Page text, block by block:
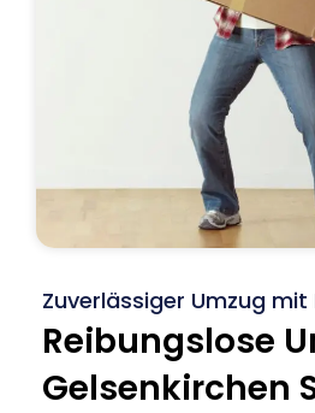
Zuverlässiger Umzug mit
Reibungslose
Gelsenkirchen